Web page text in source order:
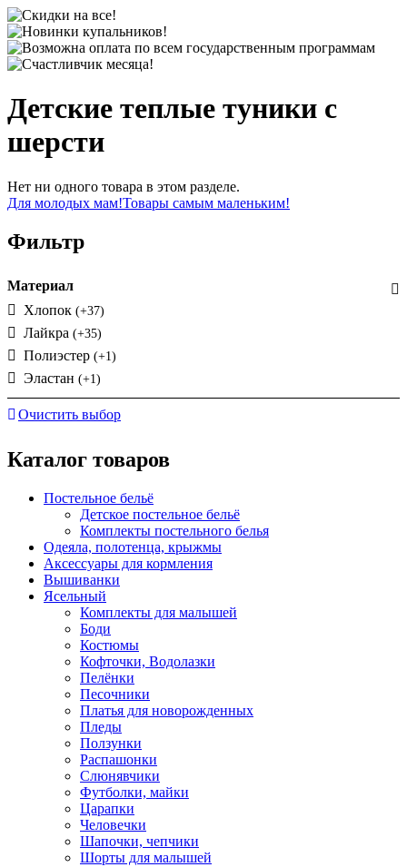
Детские теплые туники с
шерсти
Нет ни одного товара в этом разделе.
Для молодых мам!Товары самым маленьким!
Фильтр
Материал
Хлопок (+37)
Лайкра (+35)
Полиэстер (+1)
Эластан (+1)
Очистить выбор
Каталог товаров
Постельное бельё
Детское постельное бельё
Комплекты постельного белья
Одеяла, полотенца, крыжмы
Аксессуары для кормления
Вышиванки
Ясельный
Комплекты для малышей
Боди
Костюмы
Кофточки, Водолазки
Пелёнки
Песочники
Платья для новорожденных
Пледы
Ползунки
Распашонки
Слюнявчики
Футболки, майки
Царапки
Человечки
Шапочки, чепчики
Шорты для малышей